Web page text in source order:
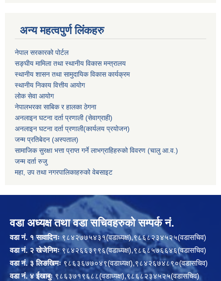
अन्य महत्वपुर्ण लिंकहरु
नेपाल सरकारको पोर्टल
सङ्घीय मामिला तथा स्थानीय विकास मन्त्रालय
स्थानीय शासन तथा सामुदायिक विकास कार्यक्रम
स्थानीय निकाय वित्तीय आयोग
लोक सेवा आयोग
नेपालभरका साबिक र हालका ठेगना
अनलाइन घटना दर्ता प्रणाली (सेवाग्राही)
अनलाइन घटना दर्ता प्रणाली(कार्यलय प्रयोजन)
जन्म प्रतिबेदन (अस्पताल)
सामाजिक सुरक्षा भत्ता प्राप्त गर्ने लाभग्राहिहरुको विवरण (चालु आ.व.)
जन्म दर्ता रुजु
महा, उप तथा नगरपालिकाहरुको वेबसाइट
वडा अध्यक्ष तथा वडा सचिवहरुको सम्पर्क नं.
वडा नं. १ सावादिनः ९८४२७७५४३१(वडाध्यक्ष),९८६८२३४५२५(वडासचिव)
वडा नं. २ खेजेनिमः९८४२६६३९९६(वडाध्यक्ष),९८६८५७६६४६(वडासचिव)
वडा नं. ३ लिङखिमः९८६३६७७०४९(वडाध्यक्ष),९८४२६७४८९०(वडासचिव)
वडा नं. ४ ईखाबुः९८६३७१९६८८(वडाध्यक्ष),९८६८२३४५२५(वडासचिव)